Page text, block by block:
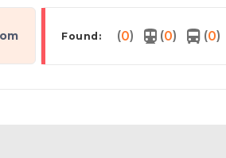
Found: (0) (0) (0)